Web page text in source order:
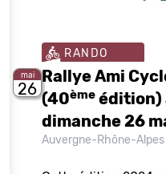
mai
26
RANDO
Rallye Ami
(40ème édition)
dimanche 26
Auvergne-Rhône-Alpes